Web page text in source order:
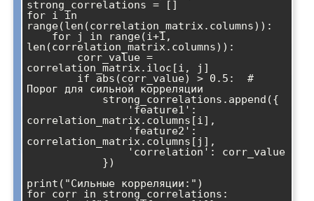
strong_correlations = []
for i in
range(len(correlation_matrix.columns)):
len(correlation_matrix.columns)):
correlation_matrix.iloc[i, j]
Порог для сильной корреляции
correlation_matrix.columns[i],
                'feature2':
correlation_matrix.columns[j],
                'correlation': corr_value
print("Сильные корреляции:")
for corr in strong_correlations: